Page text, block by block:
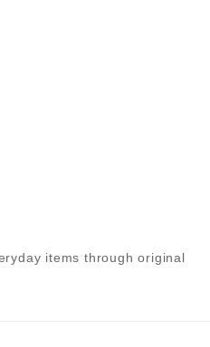
items through original